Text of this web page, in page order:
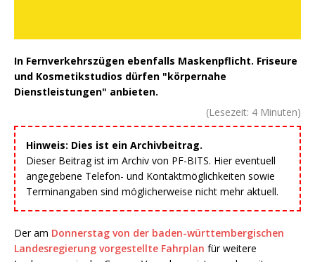
In Fernverkehrszügen ebenfalls Maskenpflicht. Friseure
und Kosmetikstudios dürfen "körpernahe
Dienstleistungen" anbieten.
(Lesezeit: 4 Minuten)
Hinweis: Dies ist ein Archivbeitrag.
Dieser Beitrag ist im Archiv von PF-BITS. Hier eventuell
angegebene Telefon- und Kontaktmöglichkeiten sowie
Terminangaben sind möglicherweise nicht mehr aktuell.
Der am Donnerstag von der baden-württembergischen
Landesregierung vorgestellte Fahrplan für weitere